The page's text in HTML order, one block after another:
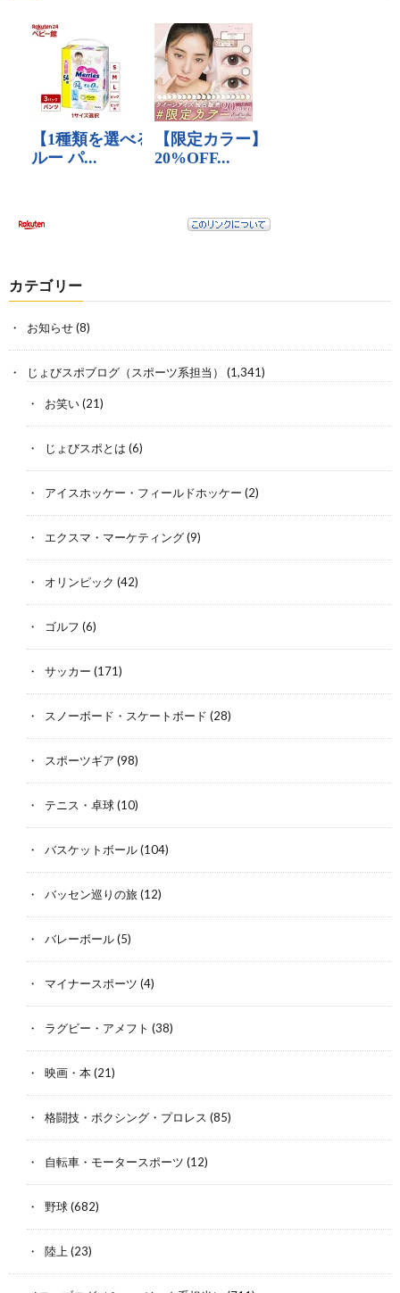
カテゴリー
お知らせ(8)
じょびスポブログ（スポーツ系担当） (1,341)
お笑い(21)
じょびスポとは (6)
アイスホッケー・フィールドホッケー (2)
エクスマ・マーケティング(9)
オリンピック (42)
ゴルフ (6)
サッカー (171)
スノーボード・スケートボード (28)
スポーツギア (98)
テニス・卓球(10)
バスケットボール(104)
バッセン巡りの旅(12)
バレーボール(5)
マイナースポーツ (4)
ラグビー・アメフト (38)
映画・本(21)
格闘技・ボクシング・プロレス (85)
自転車・モータースポーツ (12)
野球(682)
陸上 (23)